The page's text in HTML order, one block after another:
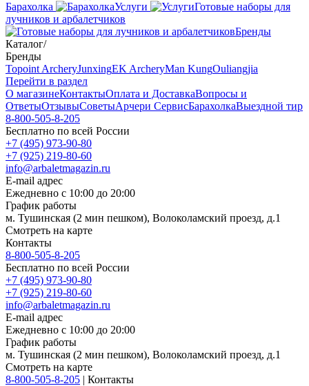
Барахолка
Услуги
Готовые наборы для
лучников и арбалетчиков
Бренды
Каталог/
Бренды
Topoint ArcheryJunxingEK ArcheryMan KungOuliangjia
Перейти в раздел
О магазинеКонтактыОплата и ДоставкаВопросы и
ОтветыОтзывыСоветыАрчери СервисБарахолкаВыездной тир
8-800-505-8-205
Бесплатно по всей России
+7 (495) 973-90-80
+7 (925) 219-80-60
info@arbaletmagazin.ru
E-mail адрес
Ежедневно с 10:00 до 20:00
График работы
м. Тушинская (2 мин пешком), Волоколамский проезд, д.1
Смотреть на карте
Контакты
8-800-505-8-205
Бесплатно по всей России
+7 (495) 973-90-80
+7 (925) 219-80-60
info@arbaletmagazin.ru
E-mail адрес
Ежедневно с 10:00 до 20:00
График работы
м. Тушинская (2 мин пешком), Волоколамский проезд, д.1
Смотреть на карте
8-800-505-8-205 | Контакты